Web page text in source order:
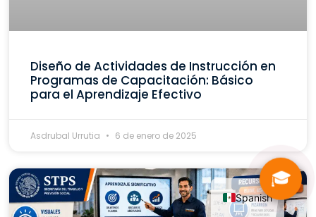
Diseño de Actividades de Instrucción en
Programas de Capacitación: Básico
para el Aprendizaje Efectivo
Asdrubal Urrutia 6 de enero de 2025
🎓
Spanish